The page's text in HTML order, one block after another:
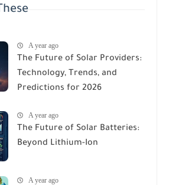
A year ago
The Future of Solar Providers:
Technology, Trends, and
Predictions for 2026
A year ago
The Future of Solar Batteries:
Beyond Lithium-Ion
A year ago